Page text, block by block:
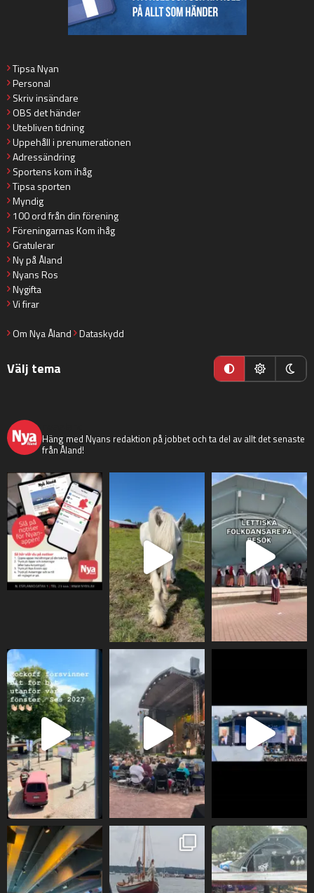
Tipsa Nyan
Personal
Skriv insändare
OBS det händer
Utebliven tidning
Uppehåll i prenumerationen
Adressändring
Sportens kom ihåg
Tipsa sporten
Myndig
100 ord från din förening
Föreningarnas Kom ihåg
Gratulerar
Ny på Åland
Nyans Ros
Nygifta
Vi firar
Om Nya Åland Dataskydd
Välj tema
Häng med Nyans redaktion på jobbet och ta del av allt det senaste
från Åland!